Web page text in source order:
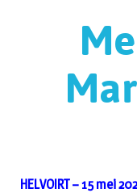
HELVOIRT – 15 mei